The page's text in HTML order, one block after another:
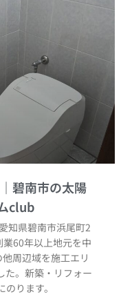
知県碧南市浜尾町2
60年以上地元を中
周辺域を施工エリ
た。新築・リフォー
ります。